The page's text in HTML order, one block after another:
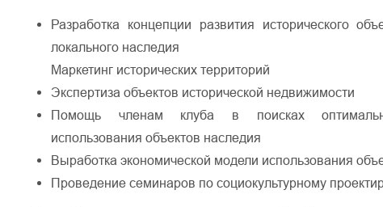
Разработка концепции развития исторического
локального наследия
Маркетинг исторических территорий
Экспертиза объектов исторической недвижимости
Помощь членам клуба в поисках
использования объектов наследия
Выработка экономической модели использования
Проведение семинаров по социокультурному